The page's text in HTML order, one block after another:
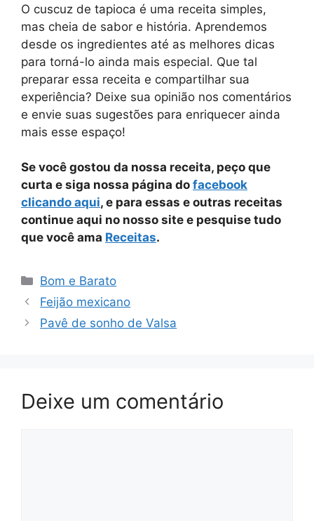
O cuscuz de tapioca é uma receita simples,
mas cheia de sabor e história. Aprendemos
desde os ingredientes até as melhores dicas
para torná-lo ainda mais especial. Que tal
preparar essa receita e compartilhar sua
experiência? Deixe sua opinião nos comentários
e envie suas sugestões para enriquecer ainda
mais esse espaço!
Se você gostou da nossa receita, peço que
curta e siga nossa página do facebook
clicando aqui, e para essas e outras receitas
continue aqui no nosso site e pesquise tudo
que você ama Receitas.
Categorias
Bom e Barato
Feijão mexicano
Pavê de sonho de Valsa
Deixe um comentário